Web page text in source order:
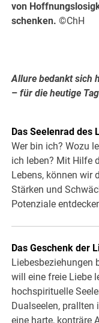
von
schenken. ©ChH
Allure bedankt sich
–für die heutige
Das Seelenrad des
Wer bin ich? Wozu
ich leben? Mit Hilfe
Lebens, können wir
Stärken und
Potenziale
Das Geschenk der
Liebesbeziehungen
will eine freie Liebe
hochspirituelle
Dualseelen, prallten
eine harte, konträre